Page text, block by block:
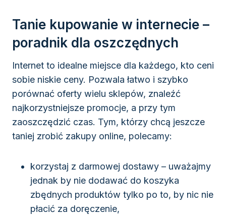
Tanie kupowanie w internecie –
poradnik dla oszczędnych
Internet to idealne miejsce dla każdego, kto ceni
sobie niskie ceny. Pozwala łatwo i szybko
porównać oferty wielu sklepów, znaleźć
najkorzystniejsze promocje, a przy tym
zaoszczędzić czas. Tym, którzy chcą jeszcze
taniej zrobić zakupy online, polecamy:
korzystaj z darmowej dostawy – uważajmy
jednak by nie dodawać do koszyka
zbędnych produktów tylko po to, by nic nie
płacić za doręczenie,